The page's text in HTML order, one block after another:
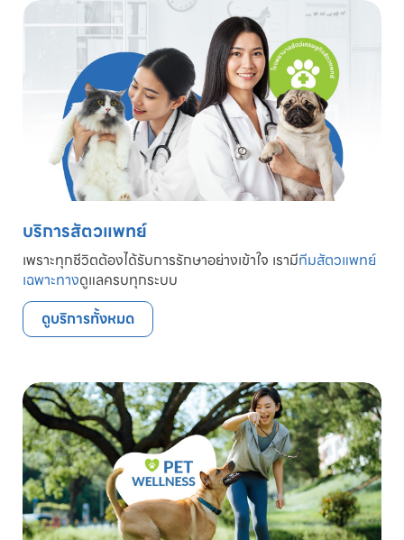
บริการสัตวแพทย์
เพราะทุกชีวิตต้องได้รับการรักษาอย่างเข้าใจ เรามีทีมสัตวแพทย์
เฉพาะทางดูแลครบทุกระบบ
ดูบริการทั้งหมด